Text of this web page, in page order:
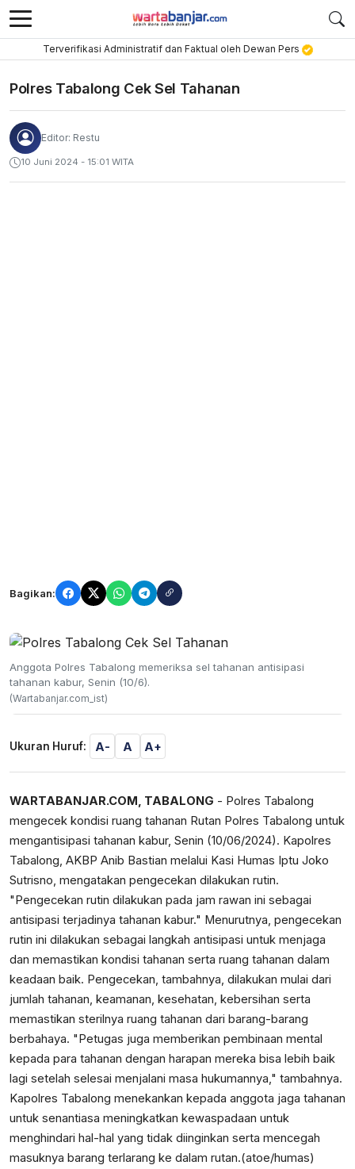
Terverifikasi Administratif dan Faktual oleh Dewan Pers
Polres Tabalong Cek Sel Tahanan
Editor: Restu
10 Juni 2024 - 15:01 WITA
Bagikan:
Anggota Polres Tabalong memeriksa sel tahanan antisipasi
tahanan kabur, Senin (10/6).
(Wartabanjar.com_ist)
Ukuran Huruf: A- A A+
WARTABANJAR.COM, TABALONG - Polres Tabalong
mengecek kondisi ruang tahanan Rutan Polres Tabalong untuk
mengantisipasi tahanan kabur, Senin (10/06/2024). Kapolres
Tabalong, AKBP Anib Bastian melalui Kasi Humas Iptu Joko
Sutrisno, mengatakan pengecekan dilakukan rutin.
"Pengecekan rutin dilakukan pada jam rawan ini sebagai
antisipasi terjadinya tahanan kabur." Menurutnya, pengecekan
rutin ini dilakukan sebagai langkah antisipasi untuk menjaga
dan memastikan kondisi tahanan serta ruang tahanan dalam
keadaan baik. Pengecekan, tambahnya, dilakukan mulai dari
jumlah tahanan, keamanan, kesehatan, kebersihan serta
memastikan sterilnya ruang tahanan dari barang-barang
berbahaya. "Petugas juga memberikan pembinaan mental
kepada para tahanan dengan harapan mereka bisa lebih baik
lagi setelah selesai menjalani masa hukumannya," tambahnya.
Kapolres Tabalong menekankan kepada anggota jaga tahanan
untuk senantiasa meningkatkan kewaspadaan untuk
menghindari hal-hal yang tidak diinginkan serta mencegah
masuknya barang terlarang ke dalam rutan.(atoe/humas)